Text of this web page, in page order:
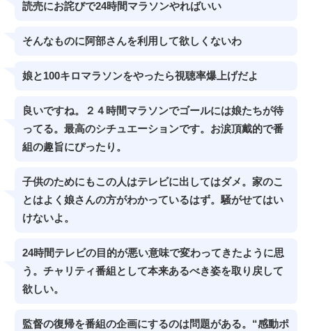
読売にお詫びで24時間マラソンやればいい
そんなものに阿部さんを利用して欲しくないわ
娘と100キロマラソンをやったら視聴率爆上げだよ
良いですね。２４時間マラソンでゴールには娘たちが待
ってる。最高のシチュエーションです。お涙頂戴的で番
組の趣旨にぴったり。
子供のためにもこの人はテレビに出してはダメ。家のこ
とはよく娘さんの方がわかっているはず。騒がせてはい
けないよ。
24時間テレビの目的が悪い意味で変わってきたように思
う。チャリティ番組として本来あるべき姿を取り戻して
欲しい。
監督の復帰を番組の企画にするのは問題がある。“感動ポ